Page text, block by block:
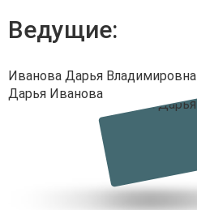
Ведущие:
Иванова Дарья Владимировна
Дарья Иванова